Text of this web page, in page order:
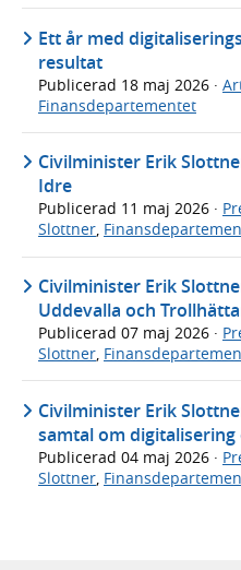
Ett år med
resultat
Publicerad 18 maj 2026 ·
Finansdepartementet
Civilminister Erik
Idre
Publicerad 11 maj 2026 ·
Slottner,
Civilminister Erik
Uddevalla och
Publicerad 07 maj 2026 ·
Slottner,
Civilminister Erik
samtal om
Publicerad 04 maj 2026 ·
Slottner